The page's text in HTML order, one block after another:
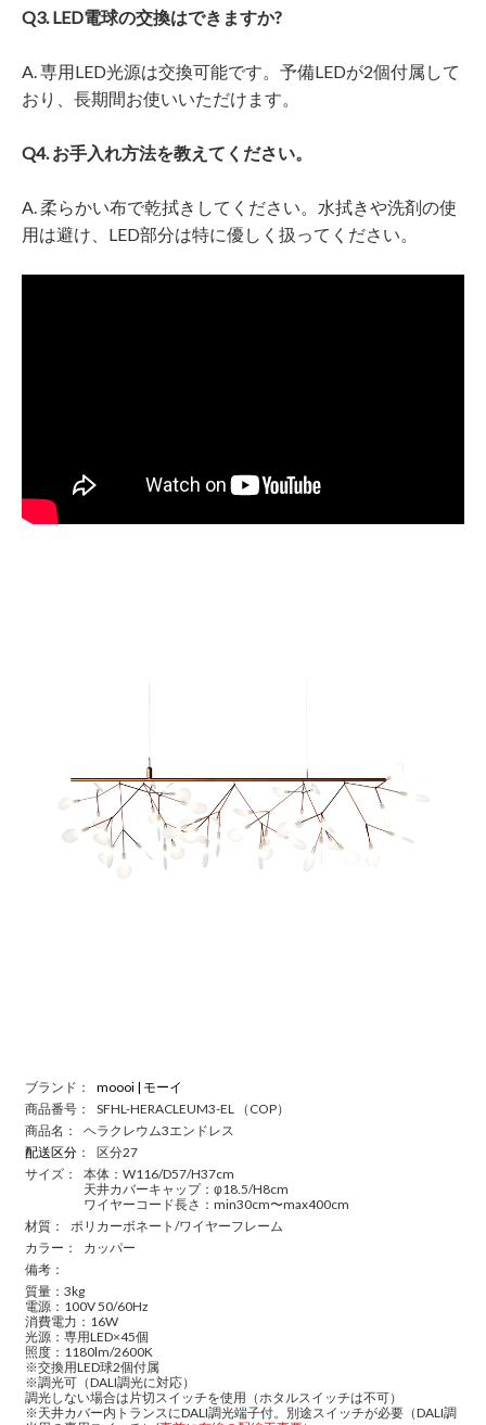
Q3. LED電球の交換はできますか?
A. 専用LED光源は交換可能です。予備LEDが2個付属して
おり、長期間お使いいただけます。
Q4. お手入れ方法を教えてください。
A. 柔らかい布で乾拭きしてください。水拭きや洗剤の使
用は避け、LED部分は特に優しく扱ってください。
ブランド：
moooi | モーイ
商品番号：
SFHL-HERACLEUM3-EL （COP）
商品名：
ヘラクレウム3エンドレス
配送区分 ：
区分27
サイズ：
本体：W116/D57/H37cm
天井カバーキャップ：φ18.5/H8cm
ワイヤーコード長さ：min30cm〜max400cm
材質：
ポリカーボネート/ワイヤーフレーム
カラー：
カッパー
備考：
質量：3kg
電源：100V 50/60Hz
消費電力：16W
光源：専用LED×45個
照度：1180lm/2600K
※交換用LED球2個付属
※調光可（DALI調光に対応）
調光しない場合は片切スイッチを使用（ホタルスイッチは不可）
※天井カバー内トランスにDALI調光端子付。別途スイッチが必要（DALI調